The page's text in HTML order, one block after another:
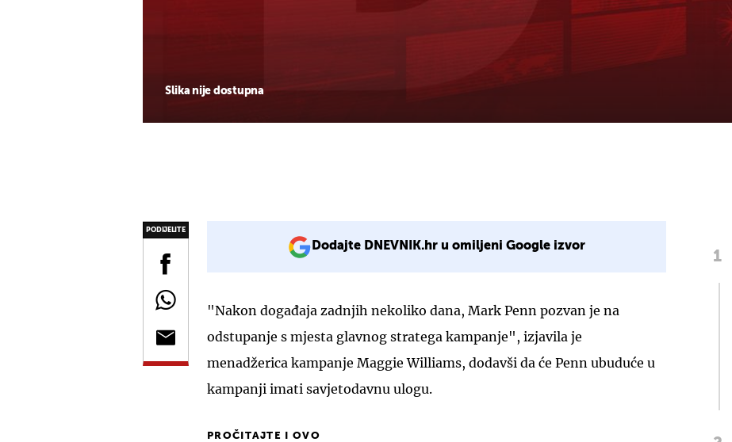
Slika nije dostupna
PODIJELITE
Dodajte DNEVNIK.hr u omiljeni Google izvor
"Nakon događaja zadnjih nekoliko dana, Mark Penn pozvan je na
odstupanje s mjesta glavnog stratega kampanje", izjavila je
menadžerica kampanje Maggie Williams, dodavši da će Penn ubuduće u
kampanji imati savjetodavnu ulogu.
PROČITAJTE I OVO